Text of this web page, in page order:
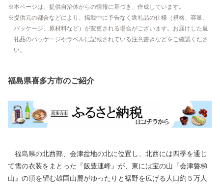
本ページは、提供自治体からの情報に基づき、作成しています。
提供元の都合などにより、掲載中に予告なく返礼品の仕様（規格、容量、
パッケージ、原材料など）が変更される場合がございます。お届けした返
礼品のパッケージやラベルに記載されている注意書きなどをご確認くださ
い。
福島県喜多方市のご紹介
福島県の北西部、会津盆地の北に位置し、北西には四季を通じ
て雪の衣装をまとった『飯豊連峰』が、東には宝の山『会津磐梯
山』の頂を望む雄国山麓がゆったりと裾野を広げる人口約５万人